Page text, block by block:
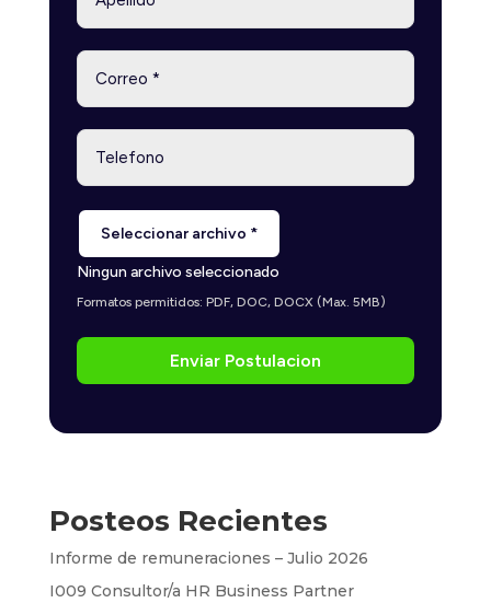
Seleccionar archivo *
Ningun archivo seleccionado
Formatos permitidos: PDF, DOC, DOCX (Max. 5MB)
Enviar Postulacion
Posteos Recientes
Informe de remuneraciones – Julio 2026
I009 Consultor/a HR Business Partner